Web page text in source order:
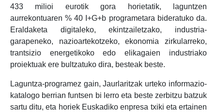
433 milioi eurotik gora horietatik, laguntzen
aurrekontuaren % 40 I+G+b programetara bideratuko da.
Eraldaketa digitaleko, ekintzailetzako, industria-
garapeneko, nazioartekotzeko, ekonomia zirkularreko,
trantsizio energetikoko edo elikagaien industriako
proiektuak ere bultzatuko dira, besteak beste.
Laguntza-programez gain, Jaurlaritzak urteko informazio-
katalogo berrian funtsen bi lerro eta beste zerbitzu batzuk
sartu ditu, eta horiek Euskadiko enpresa txiki eta ertainen